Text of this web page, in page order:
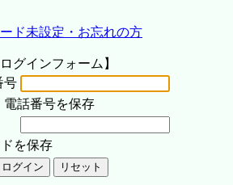
ド未設定・お忘れの方
ログインフォーム】
号
電話番号を保存
を保存